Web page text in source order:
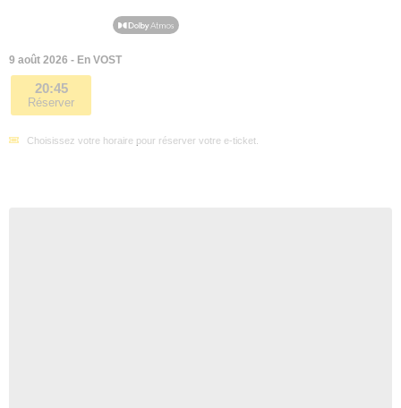
9 août 2026 - En VOST
20:45
Réserver
Choisissez votre horaire pour réserver votre e-ticket.